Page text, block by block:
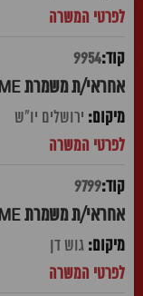
9954
אחראי/ת משמרת FOX HOME בית שמש
ירושלים יו"ש
9799
אחראי/ת משמרת FOX HOME גבעת שמואל
גוש דן